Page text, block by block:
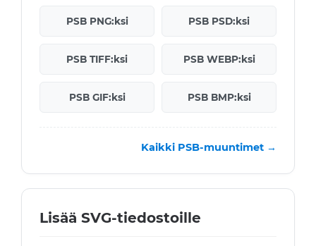
PSB PNG:ksi PSB PSD:ksi
PSB TIFF:ksi PSB WEBP:ksi
PSB GIF:ksi PSB BMP:ksi
Kaikki PSB-muuntimet →
Lisää SVG-tiedostoille